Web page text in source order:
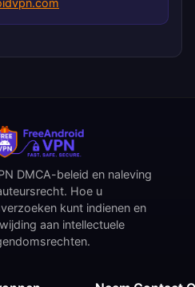
DMCA-beleid en naleving
Hoe u
kunt indienen en
aan intellectuele